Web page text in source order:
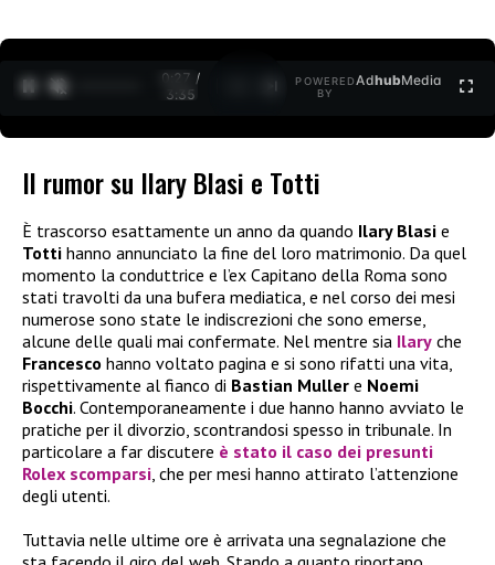
0:28 /
3:35
POWERED
BY
AdhubMedia
Il rumor su Ilary Blasi e Totti
È trascorso esattamente un anno da quando Ilary Blasi e
Totti hanno annunciato la fine del loro matrimonio. Da quel
momento la conduttrice e l’ex Capitano della Roma sono
stati travolti da una bufera mediatica, e nel corso dei mesi
numerose sono state le indiscrezioni che sono emerse,
alcune delle quali mai confermate. Nel mentre sia Ilary che
Francesco hanno voltato pagina e si sono rifatti una vita,
rispettivamente al fianco di Bastian Muller e Noemi
Bocchi. Contemporaneamente i due hanno hanno avviato le
pratiche per il divorzio, scontrandosi spesso in tribunale. In
particolare a far discutere è stato il caso dei presunti
Rolex scomparsi, che per mesi hanno attirato l’attenzione
degli utenti.
Tuttavia nelle ultime ore è arrivata una segnalazione che